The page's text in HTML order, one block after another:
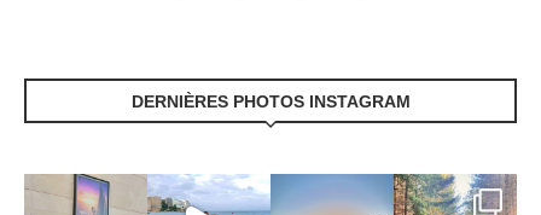
DERNIÈRES PHOTOS INSTAGRAM